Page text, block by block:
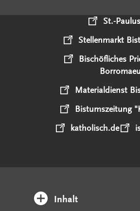
St.-
Stellenmarkt
Bischöfliches
Materialdienst
Bistumszeitung
katholisch.de
Inhalt